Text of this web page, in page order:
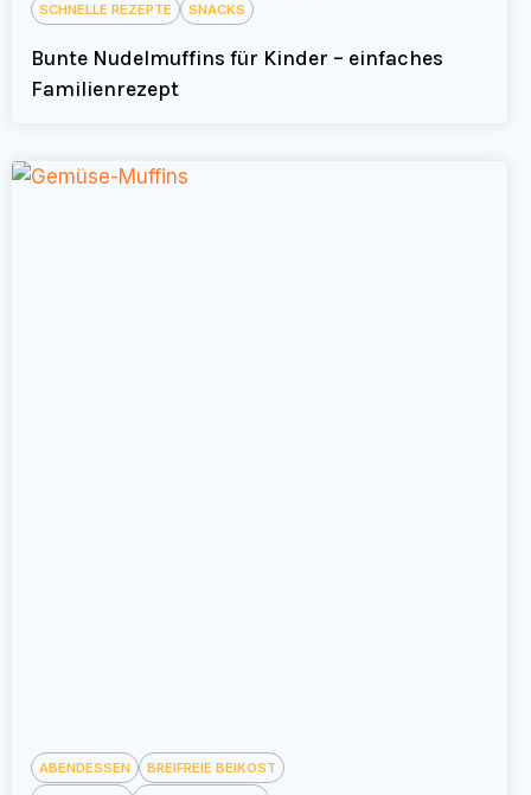
SCHNELLE REZEPTE
SNACKS
Bunte Nudelmuffins für Kinder – einfaches
Familienrezept
ABENDESSEN
BREIFREIE BEIKOST